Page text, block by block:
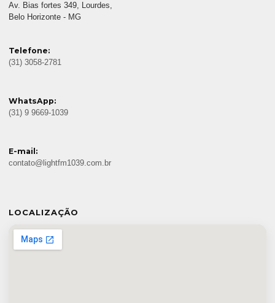
Av. Bias fortes 349, Lourdes,
Belo Horizonte - MG
Telefone:
(31) 3058-2781
WhatsApp:
(31) 9 9669-1039
E-mail:
contato@lightfm1039.com.br
LOCALIZAÇÃO